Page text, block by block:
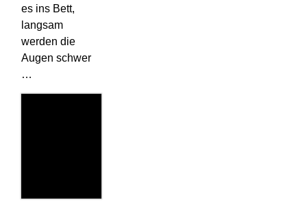
es ins Bett,
langsam
werden die
Augen schwer
…